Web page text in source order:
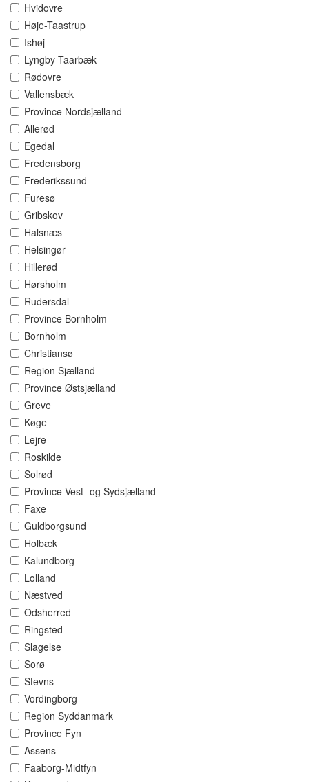
Hvidovre
Høje-Taastrup
Ishøj
Lyngby-Taarbæk
Rødovre
Vallensbæk
Province Nordsjælland
Allerød
Egedal
Fredensborg
Frederikssund
Furesø
Gribskov
Halsnæs
Helsingør
Hillerød
Hørsholm
Rudersdal
Province Bornholm
Bornholm
Christiansø
Region Sjælland
Province Østsjælland
Greve
Køge
Lejre
Roskilde
Solrød
Province Vest- og Sydsjælland
Faxe
Guldborgsund
Holbæk
Kalundborg
Lolland
Næstved
Odsherred
Ringsted
Slagelse
Sorø
Stevns
Vordingborg
Region Syddanmark
Province Fyn
Assens
Faaborg-Midtfyn